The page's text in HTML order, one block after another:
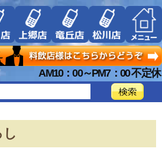
AM10：00～PM7：00 不定休